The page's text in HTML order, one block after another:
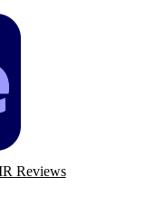
Reviews